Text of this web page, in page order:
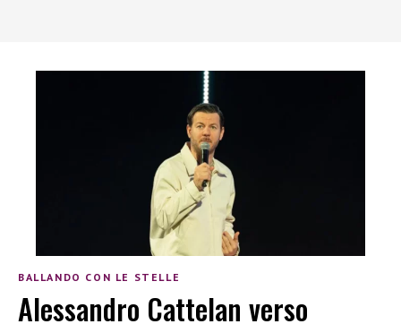
BALLANDO CON LE STELLE
Alessandro Cattelan verso